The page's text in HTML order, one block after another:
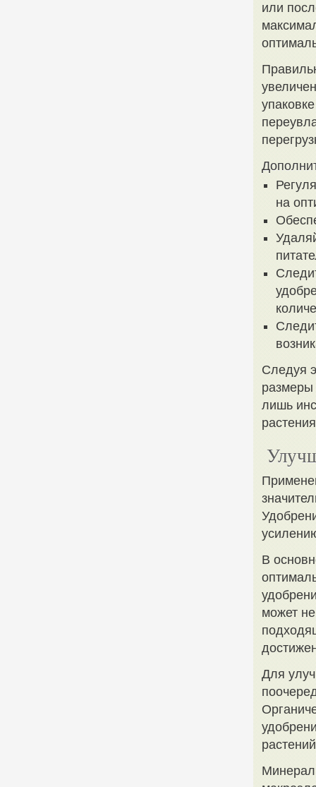
или
на
Следуя
размеры
лишь
В
может
Для